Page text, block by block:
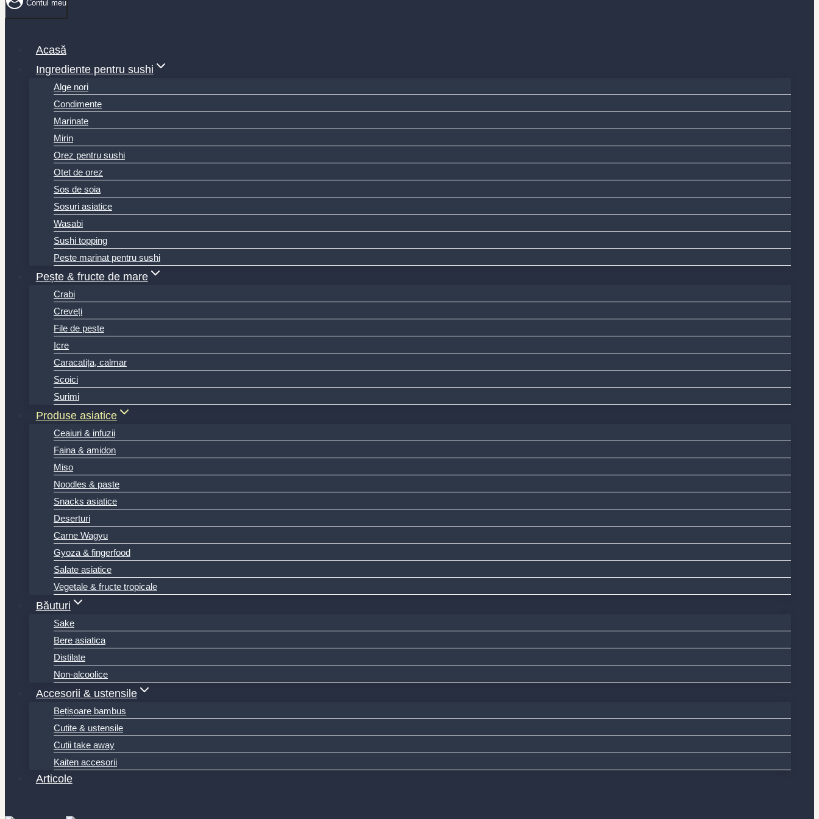
Contul meu
Acasă
Ingrediente pentru sushi
Alge nori
Condimente
Marinate
Mirin
Orez pentru sushi
Otet de orez
Sos de soia
Sosuri asiatice
Wasabi
Sushi topping
Peste marinat pentru sushi
Pește & fructe de mare
Crabi
Creveți
File de peste
Icre
Caracatița, calmar
Scoici
Surimi
Produse asiatice
Ceaiuri & infuzii
Faina & amidon
Miso
Noodles & paste
Snacks asiatice
Deserturi
Carne Wagyu
Gyoza & fingerfood
Salate asiatice
Vegetale & fructe tropicale
Băuturi
Sake
Bere asiatica
Distilate
Non-alcoolice
Accesorii & ustensile
Bețișoare bambus
Cutite & ustensile
Cutii take away
Kaiten accesorii
Articole